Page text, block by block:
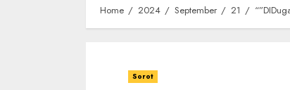
Home 2024 September 21
Sorot